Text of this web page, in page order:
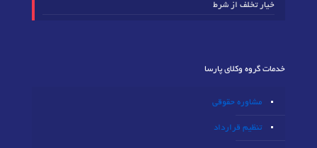
خیار تخلف از شرط
خدمات گروه وکلای پارسا
مشاوره حقوقی
تنظیم قرارداد